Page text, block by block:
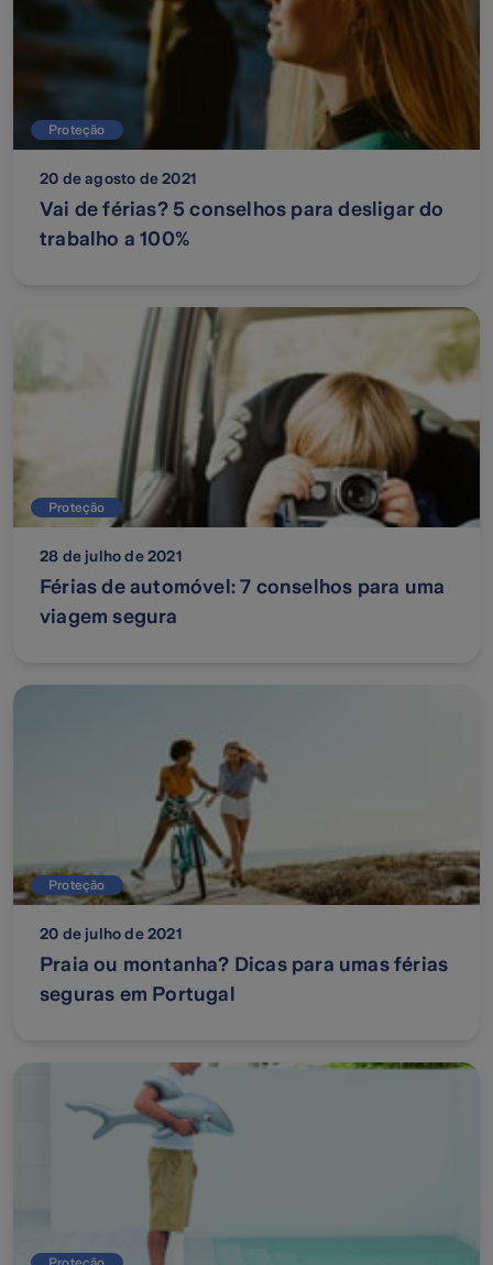
Proteção
20 de agosto de 2021
Vai de férias? 5 conselhos para desligar do
trabalho a 100%
Proteção
28 de julho de 2021
Férias de automóvel: 7 conselhos para uma
viagem segura
Proteção
20 de julho de 2021
Praia ou montanha? Dicas para umas férias
seguras em Portugal